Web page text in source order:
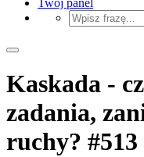
Kaskada -
zadania,
ruchy? #513